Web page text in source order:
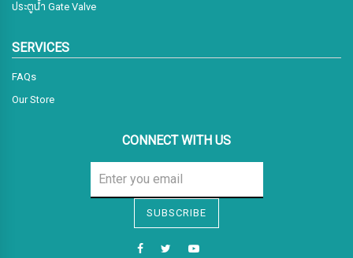
ประตูน้ำ Gate Valve
SERVICES
FAQs
Our Store
CONNECT WITH US
SUBSCRIBE
Sign me up for emails